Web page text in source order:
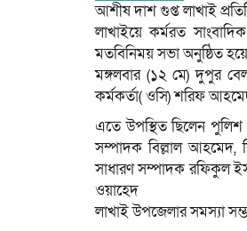
আশীষ দাশ গুপ্ত লাখাই
লাখাইয়ে কর্মরত
মতবিনিময় সভা অনুষ্ঠিত
মঙ্গলবার (১২ মে) দুপুর
কর্মকর্তা( ওসি) শরিফ
এতে উপস্থিত ছিলেন পুলিশ
সম্পাদক বিল্লাল আহমেদ,
সাধারণ সম্পাদক রফিকুল
ওয়াহেদ
লাখাই উপজেলার সমস্যা